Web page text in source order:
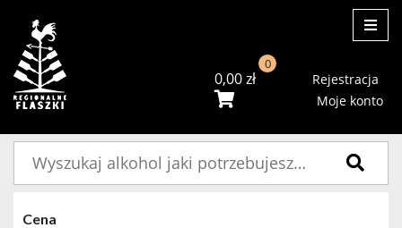
0,00zł
0
Rejestracja
Moje konto
Cena